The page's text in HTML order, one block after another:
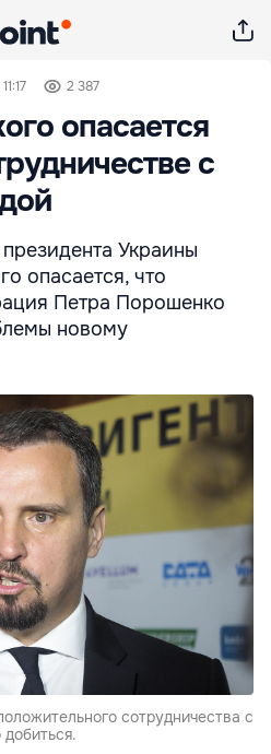
2 387
опасается
с
Украины
опасается, что
Петра Порошенко
новому
сотрудничества с